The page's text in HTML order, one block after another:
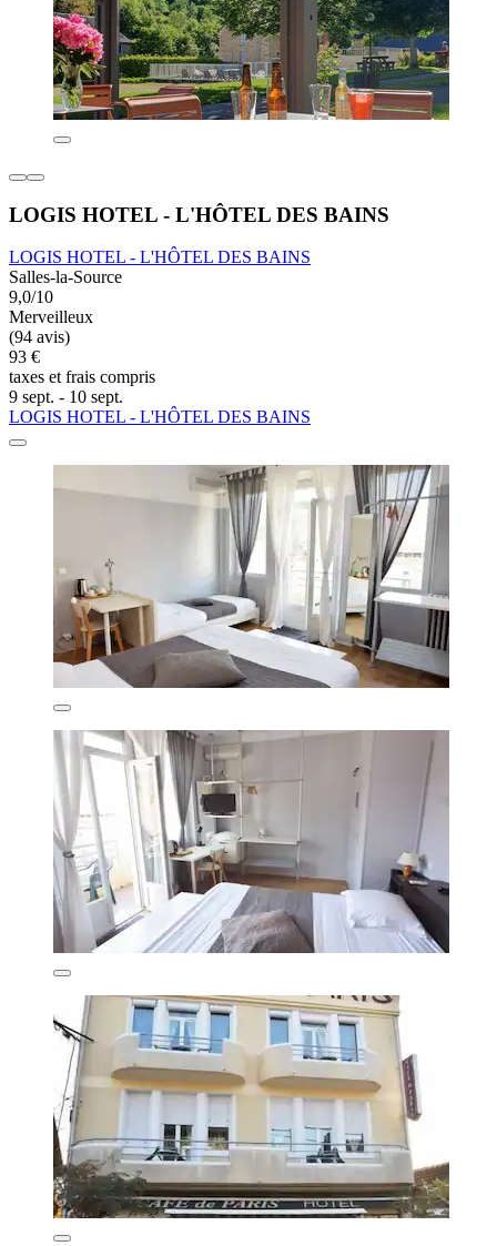
LOGIS HOTEL - L'HÔTEL DES BAINS
LOGIS HOTEL - L'HÔTEL DES BAINS
Salles-la-Source
9,0/10
Merveilleux
(94 avis)
93 €
taxes et frais compris
9 sept. - 10 sept.
LOGIS HOTEL - L'HÔTEL DES BAINS